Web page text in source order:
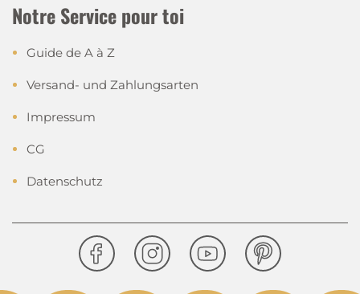
Notre Service pour toi
Guide de A à Z
Versand- und Zahlungsarten
Impressum
CG
Datenschutz